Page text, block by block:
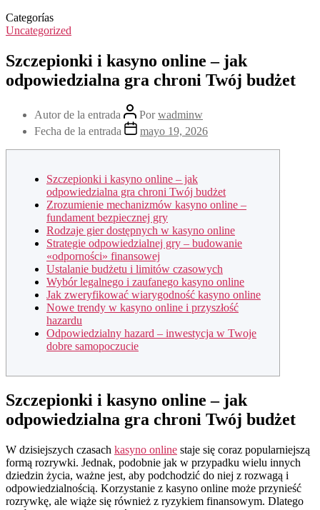
Categorías
Uncategorized
Szczepionki i kasyno online – jak
odpowiedzialna gra chroni Twój budżet
Autor de la entrada Porwadminw
Fecha de la entrada
mayo 19, 2026
Szczepionki i kasyno online – jak
odpowiedzialna gra chroni Twój budżet
Zrozumienie mechanizmów kasyno online –
fundament bezpiecznej gry
Rodzaje gier dostępnych w kasyno online
Strategie odpowiedzialnej gry – budowanie
«odporności» finansowej
Ustalanie budżetu i limitów czasowych
Wybór legalnego i zaufanego kasyno online
Jak zweryfikować wiarygodność kasyno online
Nowe trendy w kasyno online i przyszłość
hazardu
Odpowiedzialny hazard – inwestycja w Twoje
dobre samopoczucie
Szczepionki i kasyno online – jak
odpowiedzialna gra chroni Twój budżet
W dzisiejszych czasach kasyno online staje się coraz popularniejszą
formą rozrywki. Jednak, podobnie jak w przypadku wielu innych
dziedzin życia, ważne jest, aby podchodzić do niej z rozwagą i
odpowiedzialnością. Korzystanie z kasyno online może przynieść
rozrywkę, ale wiąże się również z ryzykiem finansowym. Dlatego